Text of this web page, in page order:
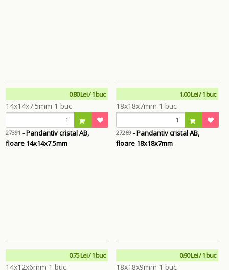
0.80 Lei / 1 buc
27391 - Pandantiv cristal AB,
floare 14x14x7.5mm
1.00 Lei / 1 buc
27269- Pandantiv cristal AB,
floare 18x18x7mm
0.75 Lei / 1 buc 0.90 Lei / 1 buc